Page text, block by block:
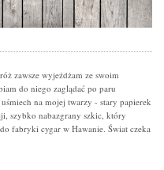
zawsze wyjeżdżam ze swoim
do niego zaglądać po paru
na mojej twarzy - stary papierek
szybko nabazgrany szkic, który
fabryki cygar w Hawanie. Świat czeka